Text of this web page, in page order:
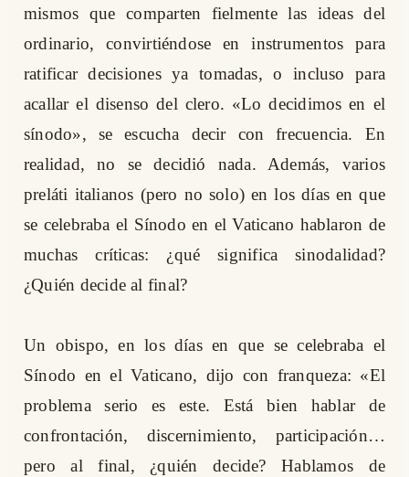
mismos que comparten fielmente las ideas del
ordinario, convirtiéndose en instrumentos para
ratificar decisiones ya tomadas, o incluso para
acallar el disenso del clero. «Lo decidimos en el
sínodo», se escucha decir con frecuencia. En
realidad, no se decidió nada. Además, varios
preláti italianos (pero no solo) en los días en que
se celebraba el Sínodo en el Vaticano hablaron de
muchas críticas: ¿qué significa sinodalidad?
¿Quién decide al final?
Un obispo, en los días en que se celebraba el
Sínodo en el Vaticano, dijo con franqueza: «El
problema serio es este. Está bien hablar de
confrontación, discernimiento, participación…
pero al final, ¿quién decide? Hablamos de